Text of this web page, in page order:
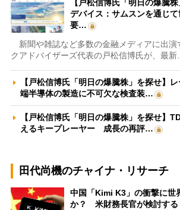
【戸松信博氏「明日の爆騰
デバイス：サムスンを通じ
要…
新聞や雑誌など多数の金融メディアに出演
クアドバイザーズ代表の戸松信博氏が、最新…
【戸松信博氏「明日の爆騰株」を探せ】
端半導体の製造に不可欠な検査装…
【戸松信博氏「明日の爆騰株」を探せ】
えるキープレーヤー 成長の再評…
田代尚機のチャイナ・リサーチ
中国「Kimi K3」の衝撃に世
か？ 米財務長官が検討する